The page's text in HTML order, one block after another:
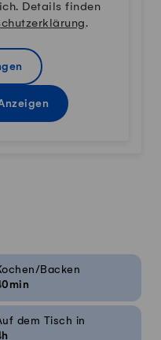
Details finden
.
Backen
dem Tisch in